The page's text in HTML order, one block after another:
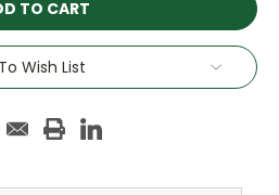
Wish List